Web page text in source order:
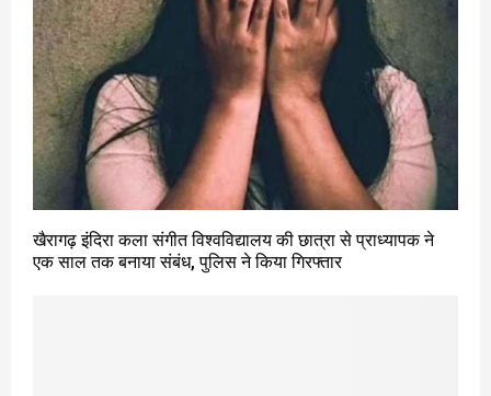
खैरागढ़ इंदिरा कला संगीत विश्वविद्यालय की छात्रा से प्राध्यापक ने
एक साल तक बनाया संबंध, पुलिस ने किया गिरफ्तार